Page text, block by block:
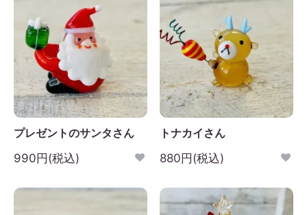
プレゼントのサンタさん
990円(税込)
トナカイさん
880円(税込)